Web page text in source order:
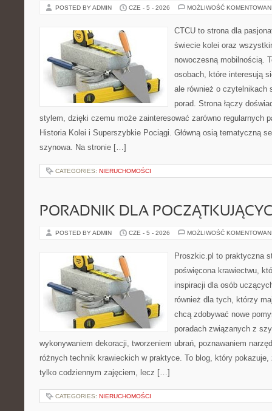
POSTED BY ADMIN CZE - 5 - 2026 MOŻLIWOŚĆ
CTCU to strona dla
świecie kolei oraz
nowoczesną mobilnością.
osobach, które interesują
ale również o czytelnikach
porad. Strona łączy
stylem, dzięki czemu może zainteresować zarówno regularnych
Historia Kolei i Superszybkie Pociągi. Główną osią tematyczną
szynowa. Na stronie […]
CATEGORIES: NIERUCHOMOŚCI
PORADNIK DLA
POSTED BY ADMIN CZE - 5 - 2026 MOŻLIWOŚĆ
Proszkic.pl to praktyczna
poświęcona krawiectwu,
inspiracji dla osób
również dla tych, którzy
chcą zdobywać nowe
poradach związanych z
wykonywaniem dekoracji, tworzeniem ubrań, poznawaniem
różnych technik krawieckich w praktyce. To blog, który
tylko codziennym zajęciem, lecz […]
CATEGORIES: NIERUCHOMOŚCI